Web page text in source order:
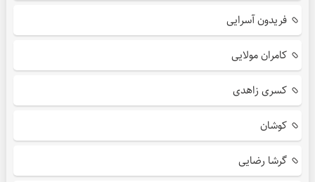
فریدون آسرایی
کامران مولایی
کسری زاهدی
کوشان
گرشا رضایی